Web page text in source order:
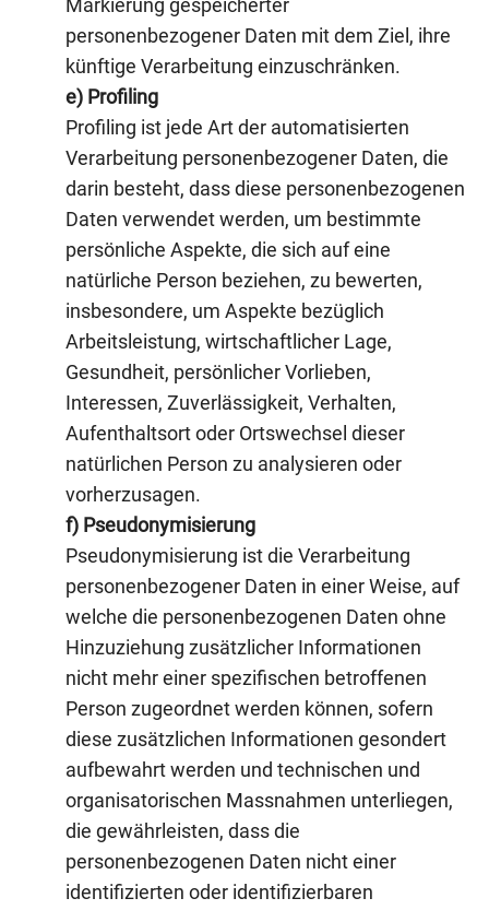
Markierung gespeicherter
personenbezogener Daten mit dem Ziel, ihre
künftige Verarbeitung einzuschränken.
e) Profiling
Profiling ist jede Art der automatisierten
Verarbeitung personenbezogener Daten, die
darin besteht, dass diese personenbezogenen
Daten verwendet werden, um bestimmte
persönliche Aspekte, die sich auf eine
natürliche Person beziehen, zu bewerten,
insbesondere, um Aspekte bezüglich
Arbeitsleistung, wirtschaftlicher Lage,
Gesundheit, persönlicher Vorlieben,
Interessen, Zuverlässigkeit, Verhalten,
Aufenthaltsort oder Ortswechsel dieser
natürlichen Person zu analysieren oder
vorherzusagen.
f) Pseudonymisierung
Pseudonymisierung ist die Verarbeitung
personenbezogener Daten in einer Weise, auf
welche die personenbezogenen Daten ohne
Hinzuziehung zusätzlicher Informationen
nicht mehr einer spezifischen betroffenen
Person zugeordnet werden können, sofern
diese zusätzlichen Informationen gesondert
aufbewahrt werden und technischen und
organisatorischen Massnahmen unterliegen,
die gewährleisten, dass die
personenbezogenen Daten nicht einer
identifizierten oder identifizierbaren